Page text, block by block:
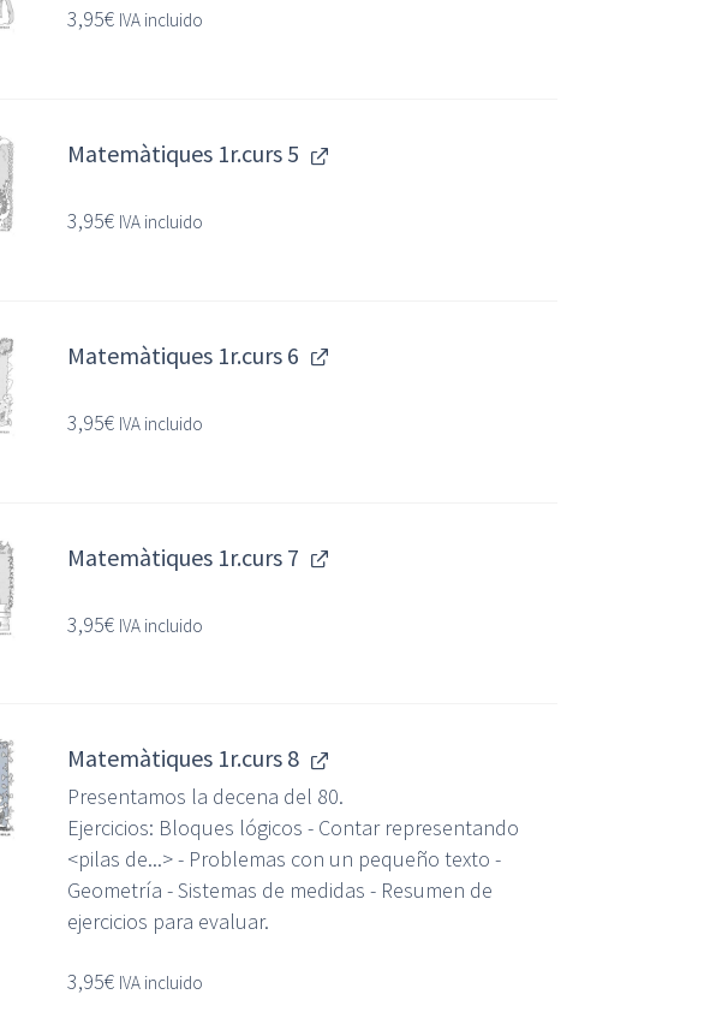
3,95€ IVA incluido
Matemàtiques 1r.curs 5
3,95€ IVA incluido
Matemàtiques 1r.curs 6
3,95€ IVA incluido
Matemàtiques 1r.curs 7
3,95€ IVA incluido
Matemàtiques 1r.curs 8
Presentamos la decena del 80.
Ejercicios: Bloques lógicos - Contar representando
<pilas de...> - Problemas con un pequeño texto -
Geometría - Sistemas de medidas - Resumen de
ejercicios para evaluar.
3,95€ IVA incluido